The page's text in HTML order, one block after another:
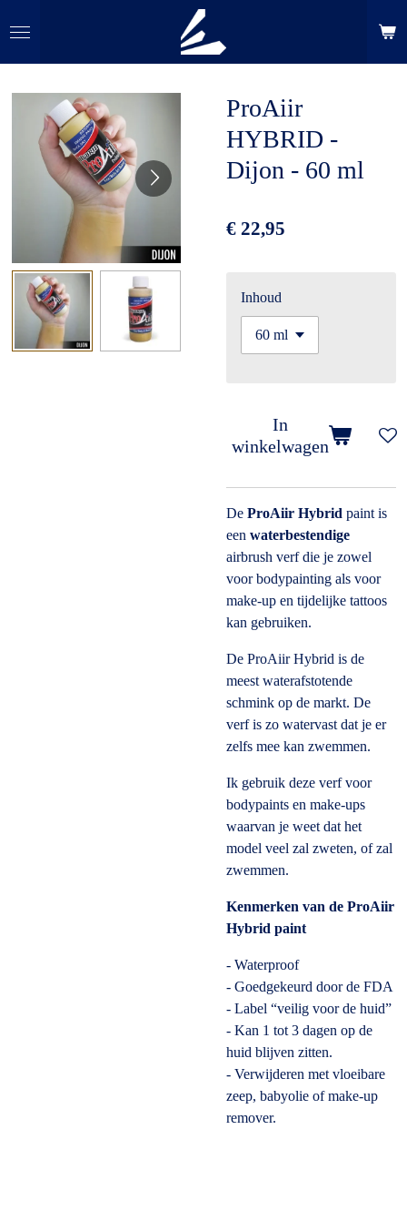
direct
naar
hoofdinhoud
ProAiir
HYBRID -
Dijon - 60 ml
€ 22,95
Inhoud
In
winkelwagen
De ProAiir Hybrid paint is
een waterbestendige
airbrush verf die je zowel
voor bodypainting als voor
make-up en tijdelijke tattoos
kan gebruiken.
De ProAiir Hybrid is de
meest waterafstotende
schmink op de markt. De
verf is zo watervast dat je er
zelfs mee kan zwemmen.
Ik gebruik deze verf voor
bodypaints en make-ups
waarvan je weet dat het
model veel zal zweten, of zal
zwemmen.
Kenmerken van de ProAiir
Hybrid paint
- Waterproof
- Goedgekeurd door de FDA
- Label “veilig voor de huid”
- Kan 1 tot 3 dagen op de
huid blijven zitten.
- Verwijderen met vloeibare
zeep, babyolie of make-up
remover.